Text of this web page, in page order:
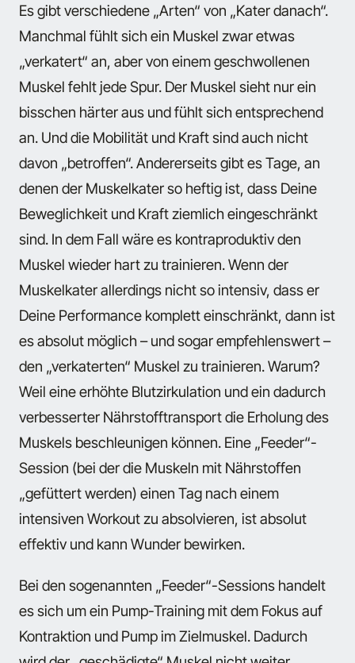
Es gibt verschiedene „Arten“ von „Kater danach“.
Manchmal fühlt sich ein Muskel zwar etwas
„verkatert“ an, aber von einem geschwollenen
Muskel fehlt jede Spur. Der Muskel sieht nur ein
bisschen härter aus und fühlt sich entsprechend
an. Und die Mobilität und Kraft sind auch nicht
davon „betroffen“. Andererseits gibt es Tage, an
denen der Muskelkater so heftig ist, dass Deine
Beweglichkeit und Kraft ziemlich eingeschränkt
sind. In dem Fall wäre es kontraproduktiv den
Muskel wieder hart zu trainieren. Wenn der
Muskelkater allerdings nicht so intensiv, dass er
Deine Performance komplett einschränkt, dann ist
es absolut möglich – und sogar empfehlenswert –
den „verkaterten“ Muskel zu trainieren. Warum?
Weil eine erhöhte Blutzirkulation und ein dadurch
verbesserter Nährstofftransport die Erholung des
Muskels beschleunigen können. Eine „Feeder“-
Session (bei der die Muskeln mit Nährstoffen
„gefüttert werden) einen Tag nach einem
intensiven Workout zu absolvieren, ist absolut
effektiv und kann Wunder bewirken.
Bei den sogenannten „Feeder“-Sessions handelt
es sich um ein Pump-Training mit dem Fokus auf
Kontraktion und Pump im Zielmuskel. Dadurch